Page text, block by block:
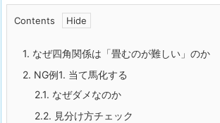
Contents
1. なぜ四角関係は「畳むのが難しい」のか
2. NG例1. 当て馬化する
2.1. なぜダメなのか
2.2. 見分け方チェック